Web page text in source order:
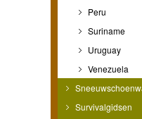
Peru
Suriname
Uruguay
Venezuela
Survivalgidsen